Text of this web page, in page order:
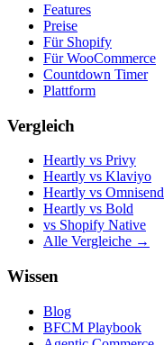
Features
Preise
Für Shopify
Für WooCommerce
Countdown Timer
Plattform
Vergleich
Heartly vs Privy
Heartly vs Klaviyo
Heartly vs Omnisend
Heartly vs Bold
vs Shopify Native
Alle Vergleiche →
Wissen
Blog
BFCM Playbook